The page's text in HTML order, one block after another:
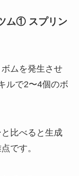
ム① スプリン
ムを発生させ
ルで2〜4個のボ
比べると生成
です。